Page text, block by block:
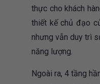
thực cho khách
thiết kế chủ đạo
nhưng vẫn duy trì
năng lượng.
Ngoài ra, 4 tầng